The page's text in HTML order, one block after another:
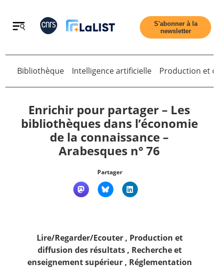
Retour
Qui sommes nous ?
Nous suivre
S'abonner à la
newsletter
Bibliothèque Intelligence artificielle Production et
Enrichir pour partager – Les
bibliothèques dans l’économie
de la connaissance –
Arabesques n° 76
Partager
Lire/Regarder/Ecouter, Production et
diffusion des résultats, Recherche et
enseignement supérieur, Réglementation